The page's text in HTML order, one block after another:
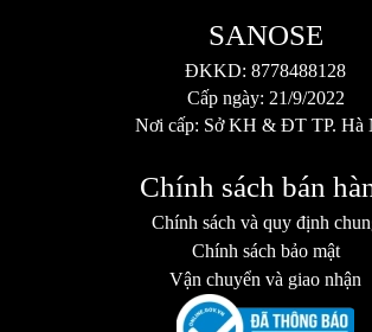
SANOSE
ĐKKD: 8778488128
Cấp ngày: 21/9/2022
Nơi cấp: Sở KH & ĐT TP. Hà
Chính sách bán
Chính sách và quy định
Chính sách bảo mật
Vận chuyển và giao nhận